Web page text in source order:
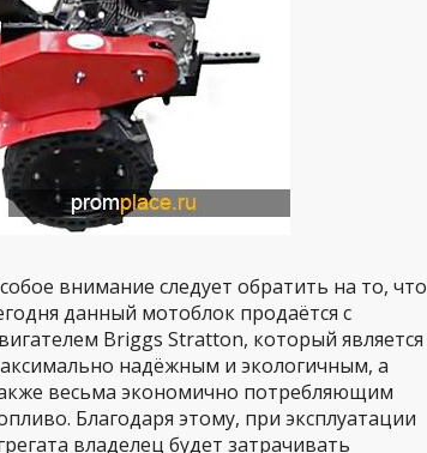
внимание следует обратить на то, что
данный мотоблок продаётся с
Briggs Stratton, который является
надёжным и экологичным, а
весьма экономично потребляющим
Благодаря этому, при эксплуатации
владелец будет затрачивать